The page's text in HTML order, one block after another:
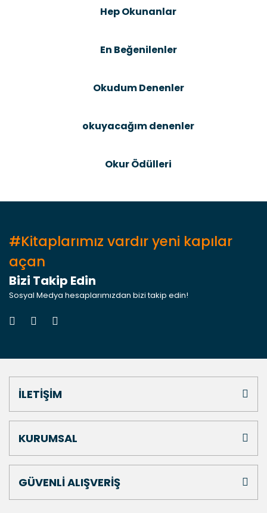
Ürün açıklamasında eksik bilgiler bulunuyor.
Ürün fiyatı diğer sitelerden daha pahalı.
Hep Okunanlar
En Beğenilenler
Okudum Denenler
okuyacağım denenler
Okur Ödülleri
#Kitaplarımız vardır yeni kapılar
açan
Bizi Takip Edin
Sosyal Medya hesaplarımızdan bizi takip edin!
İLETİŞİM
KURUMSAL
GÜVENLİ ALIŞVERİŞ